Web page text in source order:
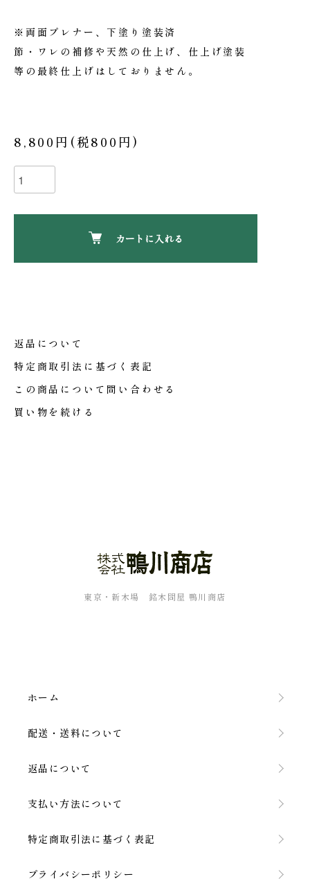
※両面プレナー、下塗り塗装済
節・ワレの補修や天然の仕上げ、仕上げ塗装
等の最終仕上げはしておりません。
8,800円(税800円)
カートに入れる
返品について
特定商取引法に基づく表記
この商品について問い合わせる
買い物を続ける
東京・新木場 銘木問屋 鴨川商店
ホーム
配送・送料について
返品について
支払い方法について
特定商取引法に基づく表記
プライバシーポリシー